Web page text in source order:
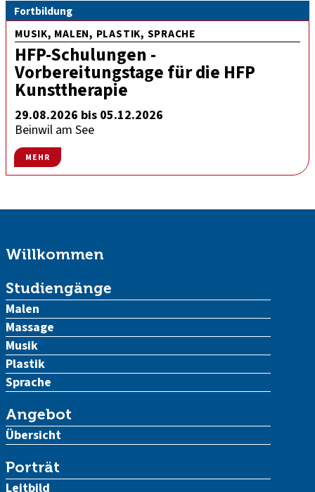
Fortbildung
MUSIK, MALEN, PLASTIK, SPRACHE
HFP-Schulungen -
Vorbereitungstage für die HFP
Kunsttherapie
29.08.2026 bis 05.12.2026
Beinwil am See
MEHR
Willkommen
Studiengänge
Malen
Massage
Musik
Plastik
Sprache
Angebot
Übersicht
Porträt
Leitbild